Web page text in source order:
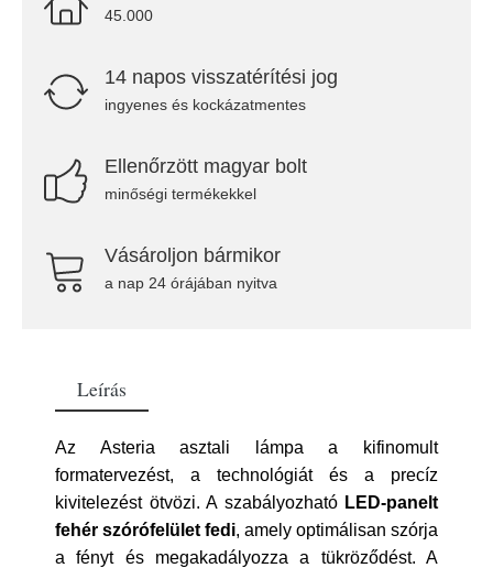
45.000
14 napos visszatérítési jog
ingyenes és kockázatmentes
Ellenőrzött magyar bolt
minőségi termékekkel
Vásároljon bármikor
a nap 24 órájában nyitva
Leírás
Az Asteria asztali lámpa a kifinomult
formatervezést, a technológiát és a precíz
kivitelezést ötvözi. A szabályozható LED-panelt
fehér szórófelület fedi, amely optimálisan szórja
a fényt és megakadályozza a tükröződést. A